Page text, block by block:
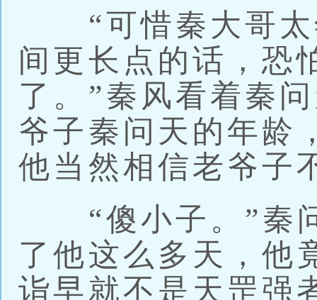
“可惜秦大哥太
间更长点的话，恐
了。”秦风看着秦
爷子秦问天的年龄
他当然相信老爷子
“傻小子。”秦
了他这么多天，他
诣早就不是天罡强